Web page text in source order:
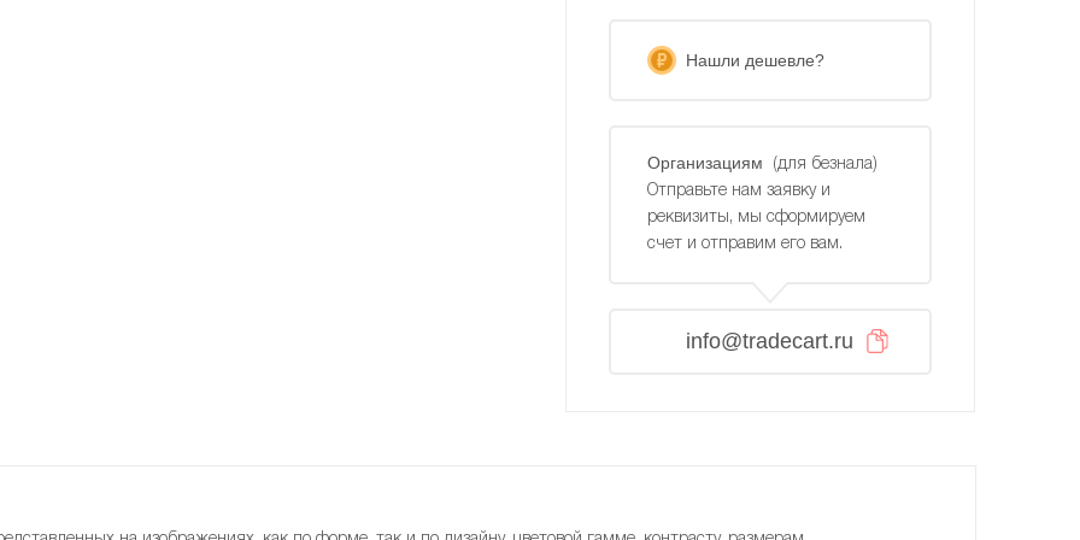
Нашли дешевле?
Организациям
(для безнала)
Отправьте нам заявку и
реквизиты, мы сформируем
счет и отправим его вам.
info@tradecart.ru